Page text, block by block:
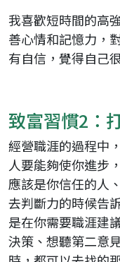
我喜歡短時間的高
善心情和記憶力，
有自信，覺得自己
致富習慣2：
經營職涯的過程中
人要能夠使你進步
應該是你信任的人
去判斷力的時候告
是在你需要職涯建
決策、想聽第二意